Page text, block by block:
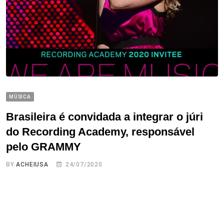
MÚSICA
Brasileira é convidada a integrar o júri
do Recording Academy, responsável
pelo GRAMMY
BYACHEIUSA 24/07/2020